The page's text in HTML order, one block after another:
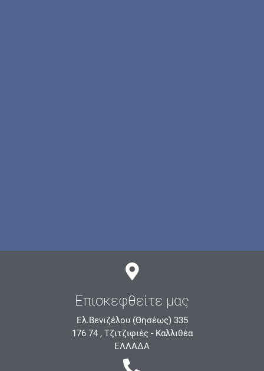
Επισκεφθείτε μας
Ελ.Βενιζέλου (Θησέως) 335
176 74 , Τζιτζιφιές - Καλλιθέα
ΕΛΛΑΔΑ